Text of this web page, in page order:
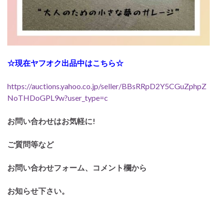
☆現在ヤフオク出品中はこちら☆
https://auctions.yahoo.co.jp/seller/BBsRRpD2Y5CGuZphpZ
NoTHDoGPL9w?user_type=c
お問い合わせはお気軽に!
ご質問等など
お問い合わせフォーム、コメント欄から
お知らせ下さい。